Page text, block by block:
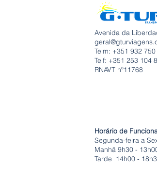
Avenida da
Telm: +351 932
Telf: +351 253 104
RNAVT nº11768
Horário de
Segunda-feira a
Manhã 9h30 -
Tarde 14h00 -